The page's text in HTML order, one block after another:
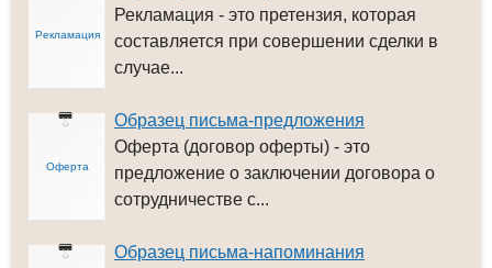
Рекламация
Рекламация - это претензия, которая
составляется при совершении сделки в
случае...
Оферта
Образец письма-предложения
Оферта (договор оферты) - это
предложение о заключении договора о
сотрудничестве с...
Образец письма-напоминания